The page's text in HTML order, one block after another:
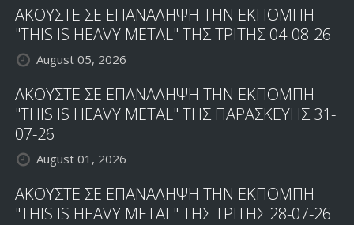
ΑΚΟΥΣΤΕ ΣΕ ΕΠΑΝΑΛΗΨΗ ΤΗΝ ΕΚΠΟΜΠΗ
"THIS IS HEAVY METAL" ΤΗΣ ΤΡΙΤΗΣ 04-08-26
August 05, 2026
ΑΚΟΥΣΤΕ ΣΕ ΕΠΑΝΑΛΗΨΗ ΤΗΝ ΕΚΠΟΜΠΗ
"THIS IS HEAVY METAL" ΤΗΣ ΠΑΡΑΣΚΕΥΗΣ 31-
07-26
August 01, 2026
ΑΚΟΥΣΤΕ ΣΕ ΕΠΑΝΑΛΗΨΗ ΤΗΝ ΕΚΠΟΜΠΗ
"THIS IS HEAVY METAL" ΤΗΣ ΤΡΙΤΗΣ 28-07-26